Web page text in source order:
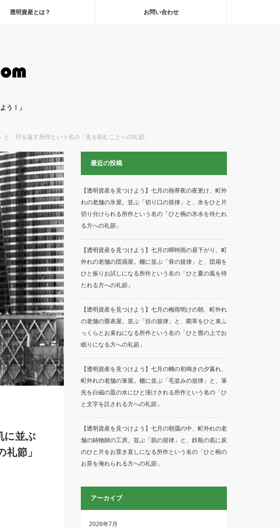
透明資産とは？ お問い合わせ
う！」
、印を返す所作という名の「名を刻むことへの礼節」
に並ぶ
節」
最近の投稿
【透明資産を見つけよう】七月の熱帯夜の夜更け、町外
れの老舗の氷屋。並ぶ「切り口の規律」と、氷をひと片
切り分けられる所作という名の「ひと椀の氷水を待たれ
る方への礼節」
【透明資産を見つけよう】七月の蟬時雨の昼下がり、町
外れの老舗の団扇屋。棚に並ぶ「骨の規律」と、団扇を
ひと振りお試しになる所作という名の「ひと夏の風を待
たれる方への礼節」
【透明資産を見つけよう】七月の梅雨明けの朝、町外れ
の老舗の畳表屋。並ぶ「目の規律」と、藺草をひと束ふ
っくらとお束ねになる所作という名の「ひと畳の上でお
眠りになる方への礼節」
【透明資産を見つけよう】七月の蜩の初鳴きの夕暮れ、
町外れの老舗の筆屋。棚に並ぶ「毛並みの規律」と、筆
先を白磁の皿の水にひと浸けされる所作という名の「ひ
と文字を託される方への礼節」
【透明資産を見つけよう】七月の朝靄の中、町外れの老
舗の鋳物師の工房。並ぶ「肌の規律」と、鉄瓶の底に炭
のひと片をお置き直しになる所作という名の「ひと椀の
お茶を淹れられる方への礼節」
アーカイブ
2026年7月